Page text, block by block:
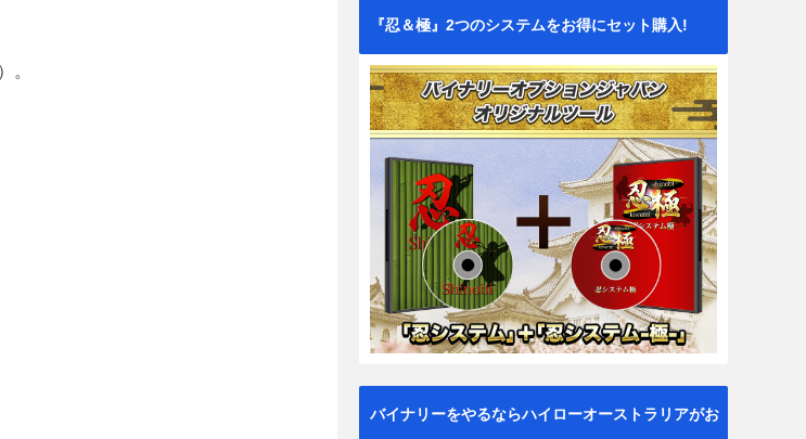
。
『忍＆極』2つのシステムをお得にセット購入!
バイナリーをやるならハイローオーストラリアがお